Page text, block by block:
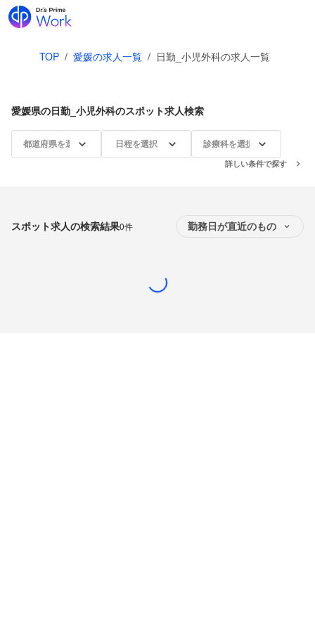
TOP / 愛媛の求人一覧 / 日勤_小児外科の求人一覧
愛媛県の日勤_小児外科のスポット求人検索
都道府県を選択 日程を選択 診療科を選択
詳しい条件で探す
スポット求人の検索結果0件 勤務日が直近のもの
Loading...